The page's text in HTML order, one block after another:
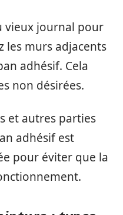
vieux journal pour
les murs adjacents
adhésif. Cela
non désirées.
et autres parties
adhésif est
pour éviter que la